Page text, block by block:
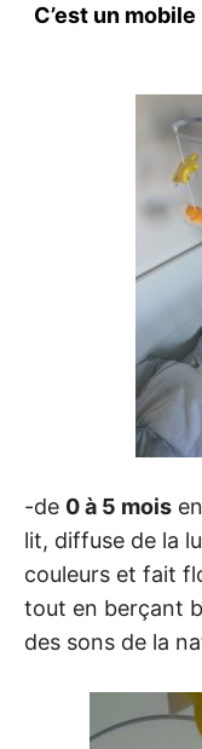
C’est un
-de 0 à 5 mois
lit, diffuse de la
couleurs et fait
tout en berçant
des sons de la